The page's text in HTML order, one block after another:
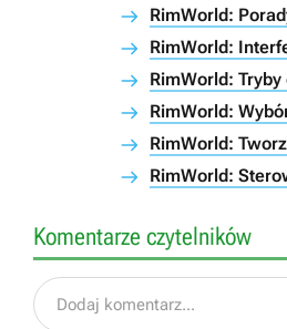
RimWorld:
RimWorld:
RimWorld: Tryby
RimWorld:
RimWorld:
RimWorld:
Komentarze czytelników
Dodaj komentarz...